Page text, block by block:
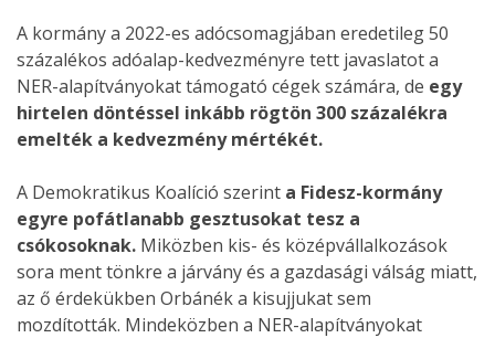
A kormány a 2022-es adócsomagjában eredetileg 50
százalékos adóalap-kedvezményre tett javaslatot a
NER-alapítványokat támogató cégek számára, de egy
hirtelen döntéssel inkább rögtön 300 százalékra
emelték a kedvezmény mértékét.
A Demokratikus Koalíció szerint a Fidesz-kormány
egyre pofátlanabb gesztusokat tesz a
csókosoknak. Miközben kis- és középvállalkozások
sora ment tönkre a járvány és a gazdasági válság miatt,
az ő érdekükben Orbánék a kisujjukat sem
mozdították. Mindeközben a NER-alapítványokat